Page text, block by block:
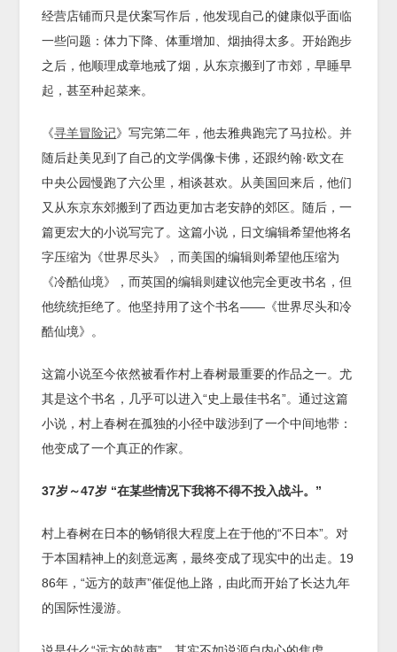
经营店铺而只是伏案写作后，他发现自己的健康似乎面临
一些问题：体力下降、体重增加、烟抽得太多。开始跑步
之后，他顺理成章地戒了烟，从东京搬到了市郊，早睡早
起，甚至种起菜来。
《寻羊冒险记》写完第二年，他去雅典跑完了马拉松。并
随后赴美见到了自己的文学偶像卡佛，还跟约翰·欧文在
中央公园慢跑了六公里，相谈甚欢。从美国回来后，他们
又从东京东郊搬到了西边更加古老安静的郊区。随后，一
篇更宏大的小说写完了。这篇小说，日文编辑希望他将名
字压缩为《世界尽头》，而美国的编辑则希望他压缩为
《冷酷仙境》，而英国的编辑则建议他完全更改书名，但
他统统拒绝了。他坚持用了这个书名——《世界尽头和冷
酷仙境》。
这篇小说至今依然被看作村上春树最重要的作品之一。尤
其是这个书名，几乎可以进入“史上最佳书名”。通过这篇
小说，村上春树在孤独的小径中跋涉到了一个中间地带：
他变成了一个真正的作家。
37岁～47岁 “在某些情况下我将不得不投入战斗。 ”
村上春树在日本的畅销很大程度上在于他的“不日本”。对
于本国精神上的刻意远离，最终变成了现实中的出走。19
86年，“远方的鼓声”催促他上路，由此而开始了长达九年
的国际性漫游。